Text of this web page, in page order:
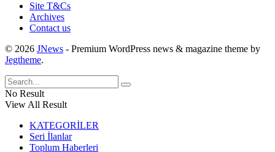
Site T&Cs
Archives
Contact us
© 2026 JNews - Premium WordPress news & magazine theme by
Jegtheme.
No Result
View All Result
KATEGORİLER
Seri İlanlar
Toplum Haberleri